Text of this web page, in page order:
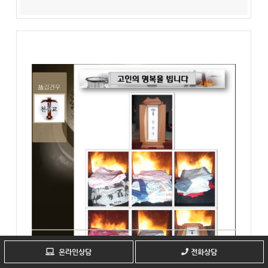
온라인상담 전화상담